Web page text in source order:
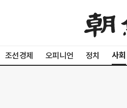
조선경제 오피니언 정치 사회